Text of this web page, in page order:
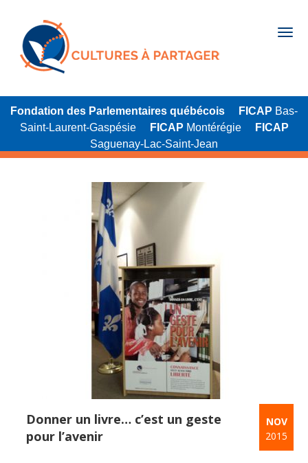
Fondation des Parlementaires québécois FICAP Bas-
Saint-Laurent-Gaspésie
FICAP Montérégie
FICAP
Saguenay-Lac-Saint-Jean
Donner un livre… c’est un geste
pour l’avenir
NOV
2015